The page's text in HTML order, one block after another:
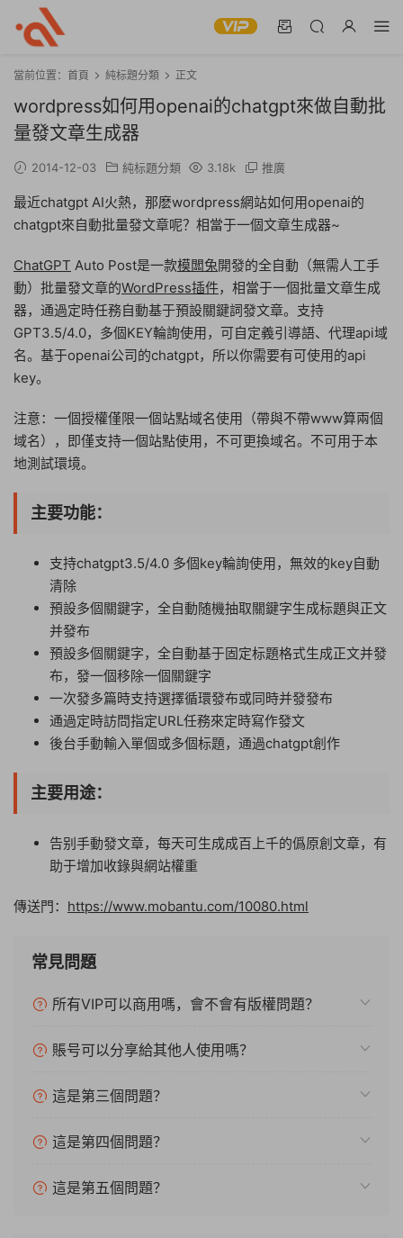
當前位置： 首頁 純标題分類 正文
wordpress如何用openai的chatgpt來做自動批
量發文章生成器
2014-12-03 純标題分類 3.18k 推廣
最近chatgpt AI火熱，那麽wordpress網站如何用openai的
chatgpt來自動批量發文章呢？相當于一個文章生成器~
ChatGPT Auto Post是一款模闆兔開發的全自動（無需人工手
動）批量發文章的WordPress插件，相當于一個批量文章生成
器，通過定時任務自動基于預設關鍵詞發文章。支持
GPT3.5/4.0，多個KEY輪詢使用，可自定義引導語、代理api域
名。基于openai公司的chatgpt，所以你需要有可使用的api
key。
注意：一個授權僅限一個站點域名使用（帶與不帶www算兩個
域名），即僅支持一個站點使用，不可更換域名。不可用于本
地測試環境。
主要功能：
支持chatgpt3.5/4.0 多個key輪詢使用，無效的key自動
清除
預設多個關鍵字，全自動随機抽取關鍵字生成标題與正文
并發布
預設多個關鍵字，全自動基于固定标題格式生成正文并發
布，發一個移除一個關鍵字
一次發多篇時支持選擇循環發布或同時并發發布
通過定時訪問指定URL任務來定時寫作發文
後台手動輸入單個或多個标題，通過chatgpt創作
主要用途：
告别手動發文章，每天可生成成百上千的僞原創文章，有
助于增加收錄與網站權重
傳送門： https://www.mobantu.com/10080.html
常見問題
所有VIP可以商用嗎，會不會有版權問題？
賬号可以分享給其他人使用嗎？
這是第三個問題？
這是第四個問題？
這是第五個問題？